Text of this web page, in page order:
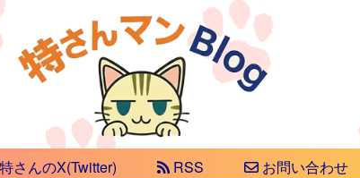
さんのX(Twitter) RSS お問い合わせ